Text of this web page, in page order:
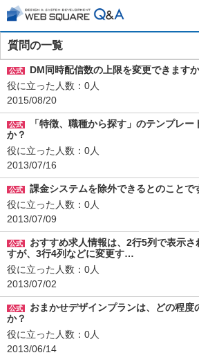
質問の一覧
公式
DM同時配信数の上限を変更できます
役に立った人数：0人
2015/08/20
公式
「特徴、職種から探す」のテンプレー
か？
役に立った人数：0人
2013/07/16
公式
課金システムを除外できるとのことで
役に立った人数：0人
2013/07/09
公式
おすすめ求人情報は、2行5列で表示さ
すが、3行4列などに変更す…
役に立った人数：0人
2013/07/02
公式
おまかせデザインプランは、どの程度
か？
役に立った人数：0人
2013/06/14